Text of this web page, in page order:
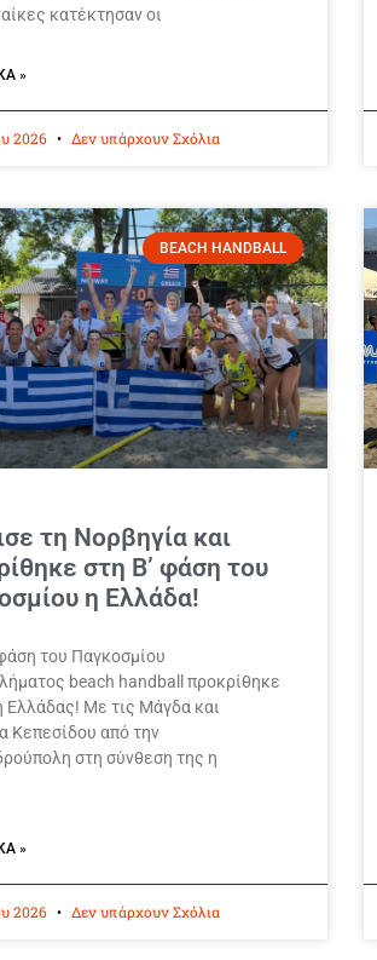
κατέκτησαν οι
»
2026 Δεν υπάρχουν Σχόλια
BEACH HANDBALL
τη Νορβηγία και
στη Β’ φάση του
η Ελλάδα!
του Παγκοσμίου
beach handball προκρίθηκε
Ελλάδας! Με τις Μάγδα και
Κεπεσίδου από την
στη σύνθεση της η
»
2026 Δεν υπάρχουν Σχόλια